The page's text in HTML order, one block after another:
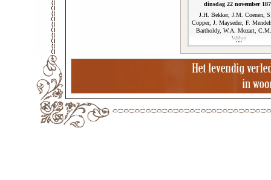
dinsdag 22 november
J.H. Bekker, J.M. Coenen,
Copper, J. Mayseder, F.
Bartholdy, W.A. Mozart,
Weber